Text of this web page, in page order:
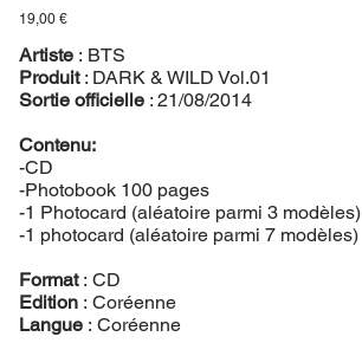
Prix
19,00 €
Artiste: BTS
Produit: DARK & WILD Vol.01
Sortie officielle: 21/08/2014
Contenu:
-CD
-Photobook 100 pages
-1 Photocard (aléatoire parmi 3 modèles)
-1 photocard (aléatoire parmi 7 modèles)
Format: CD
Edition: Coréenne
Langue: Coréenne